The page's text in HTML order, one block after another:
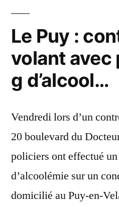
Le Puy :
volant avec
g d’alcool…
Vendredi lors d’un
20 boulevard du
policiers ont effectué
d’alcoolémie sur un
domicilié au Puy-en-